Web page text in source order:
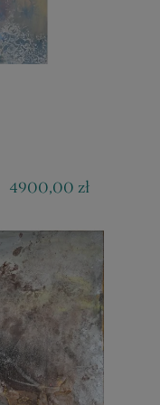
4900,00 zł